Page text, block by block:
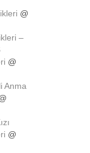
@
–
@
Anma
@